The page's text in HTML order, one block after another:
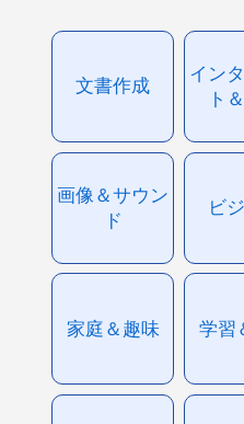
文書作成
イン
ト
画像＆サウン
ド
ビ
家庭＆趣味 学習